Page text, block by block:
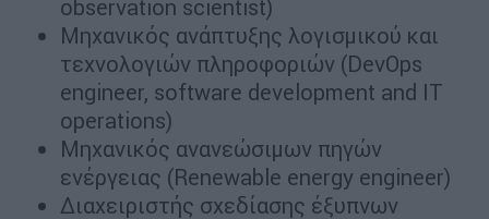
observation scientist)
Μηχανικός ανάπτυξης λογισμικού και
τεχνολογιών πληροφοριών (DevOps
engineer, software development and IT
operations)
Μηχανικός ανανεώσιμων πηγών
ενέργειας (Renewable energy engineer)
Διαχειριστής σχεδίασης έξυπνων